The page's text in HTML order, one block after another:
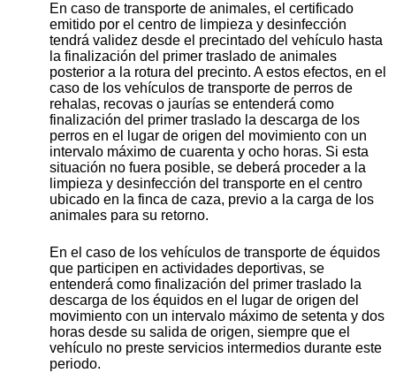
En caso de transporte de animales, el certificado
emitido por el centro de limpieza y desinfección
tendrá validez desde el precintado del vehículo hasta
la finalización del primer traslado de animales
posterior a la rotura del precinto. A estos efectos, en el
caso de los vehículos de transporte de perros de
rehalas, recovas o jaurías se entenderá como
finalización del primer traslado la descarga de los
perros en el lugar de origen del movimiento con un
intervalo máximo de cuarenta y ocho horas. Si esta
situación no fuera posible, se deberá proceder a la
limpieza y desinfección del transporte en el centro
ubicado en la finca de caza, previo a la carga de los
animales para su retorno.
En el caso de los vehículos de transporte de équidos
que participen en actividades deportivas, se
entenderá como finalización del primer traslado la
descarga de los équidos en el lugar de origen del
movimiento con un intervalo máximo de setenta y dos
horas desde su salida de origen, siempre que el
vehículo no preste servicios intermedios durante este
periodo.